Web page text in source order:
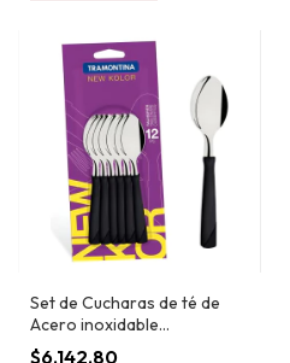
Set de Cucharas de té de
Acero inoxidable
Tramontina x12
$6.142,80